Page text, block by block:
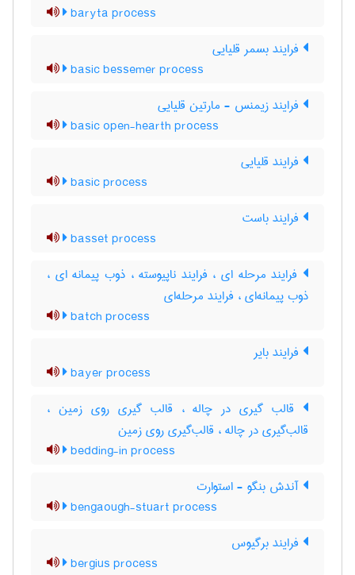
baryta process
فرایند بسمر قلیایی
basic bessemer process
فرایند زیمنس - مارتین قلیایی
basic open-hearth process
فرایند قلیایی
basic process
فرایند باست
basset process
فرایند مرحله ای ، فرایند ناپیوسته ، ذوب پیمانه ای ،
ذوب پیمانه‌ای ، فرایند مرحله‌ای
batch process
فرایند بایر
bayer process
قالب گیری در چاله ، قالب گیری روی زمین ،
قالب‌گیری در چاله ، قالب‌گیری روی زمین
bedding-in process
آندش بنگو - استوارت
bengaough-stuart process
فرایند برگیوس
bergius process